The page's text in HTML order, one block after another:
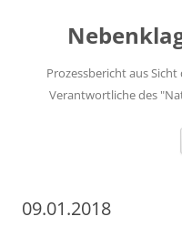
springen
Prozessbericht aus
Verantwortliche des
09.01.2018